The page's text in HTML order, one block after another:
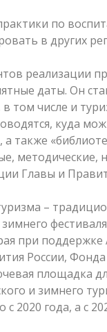
по
в других
реализации
даты. Он
том числе и
куда
также
методические,
Главы и
–
при
России,
площадка
и зимнего
2020 года, а с